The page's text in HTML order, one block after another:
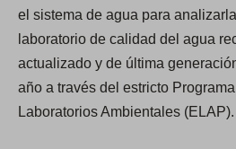
el sistema de agua para
laboratorio de calidad del agua
actualizado y de última
año a través del estricto
Laboratorios Ambientales (ELAP).